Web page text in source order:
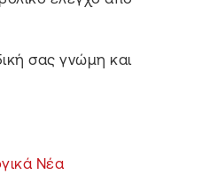
σας γνώμη και
Νέα